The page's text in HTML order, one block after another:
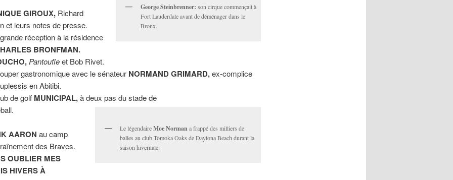
George Steinbrenner: son cirque commençait à
Fort Lauderdale avant de déménager dans le
Bronx.
GIROUX, Richard
et leurs notes de presse.
réception à la résidence
BRONFMAN.
Pantoufleet Bob Rivet.
gastronomique avec le sénateur NORMAND GRIMARD,ex-complice
en Abitibi.
de golf MUNICIPAL,à deux pas du stade de
Le légendaireMoe Norman a frappé des milliers de
balles au club Tomoka Oaks de Daytona Beach durant la
saison hivernale.
AARON au camp
des Braves.
OUBLIER MES
HIVERS À